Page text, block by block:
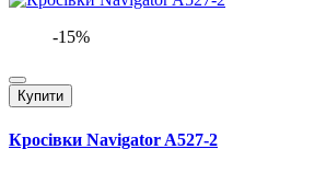
-15%
Купити
Кросівки Navigator A527-2